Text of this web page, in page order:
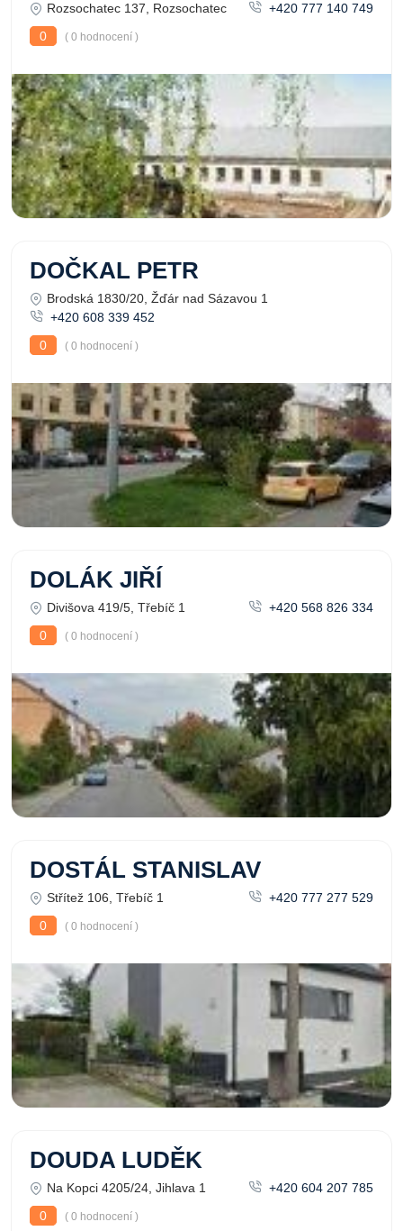
Rozsochatec 137, Rozsochatec
+420 777 140 749
0
( 0 hodnocení )
DOČKAL PETR
Brodská 1830/20, Žďár nad Sázavou 1
+420 608 339 452
0
( 0 hodnocení )
DOLÁK JIŘÍ
Divišova 419/5, Třebíč 1
+420 568 826 334
0
( 0 hodnocení )
DOSTÁL STANISLAV
Střítež 106, Třebíč 1
+420 777 277 529
0
( 0 hodnocení )
DOUDA LUDĚK
Na Kopci 4205/24, Jihlava 1
+420 604 207 785
0
( 0 hodnocení )